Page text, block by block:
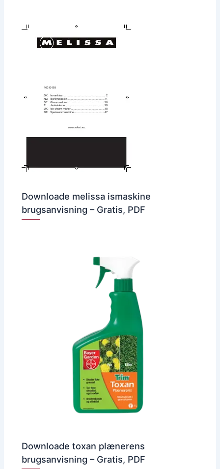
Downloade melissa ismaskine
brugsanvisning – Gratis, PDF
Downloade toxan plænerens
brugsanvisning – Gratis, PDF